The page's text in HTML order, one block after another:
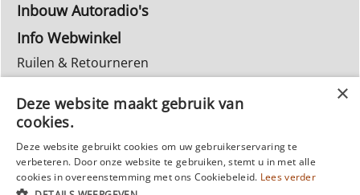
Inbouw Autoradio's
Info Webwinkel
Ruilen & Retourneren
Reparatie
Deze website maakt gebruik van
cookies.
Deze website gebruikt cookies om uw gebruikerservaring te
verbeteren. Door onze website te gebruiken, stemt u in met alle
cookies in overeenstemming met ons Cookiebeleid. Lees verder